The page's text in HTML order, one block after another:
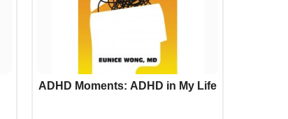
ADHD Moments: ADHD in My Life